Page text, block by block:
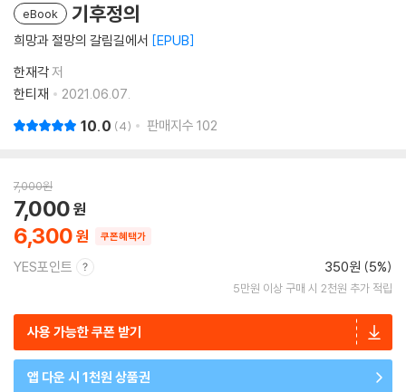
eBook 기후정의
희망과 절망의 갈림길에서 EPUB
한재각저
한티재
2021.06.07.
10.0 4 판매지수 102
7,000원
6,300
7,000
쿠폰혜택가
YES포인트 350원 (5%)
5만원 이상 구매 시 2천원 추가 적립
사용 가능한 쿠폰 받기
앱 다운 시 1천원 상품권